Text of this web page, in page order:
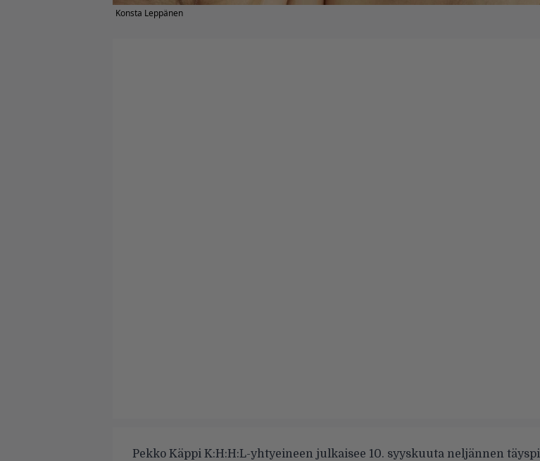
Konsta Leppänen
Pekko Käppi K:H:H:L-yhtyeineen julkaisee 10. syyskuuta neljännen